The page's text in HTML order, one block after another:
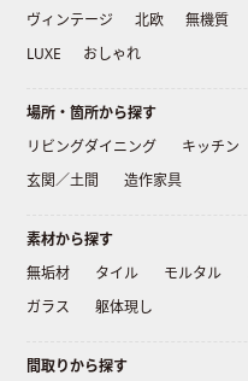
ヴィンテージ
北欧 無機質
LUXE
おしゃれ
場所・箇所から探す
リビングダイニング
キッチン
玄関／土間
造作家具
素材から探す
無垢材
タイル モルタル
ガラス
躯体現し
間取りから探す